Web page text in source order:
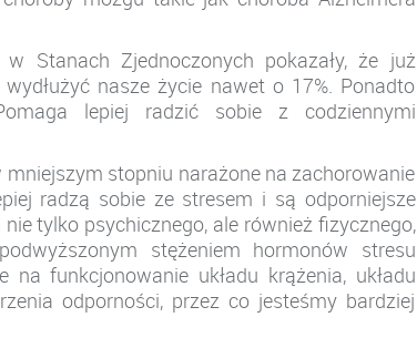
Stanach Zjednoczonych pokazały, że już
nasze życie nawet o 17%. Ponadto
lepiej radzić sobie z codziennymi
stopniu narażone na zachorowanie
radzą sobie ze stresem i są odporniejsze
tylko psychicznego, ale również fizycznego,
stężeniem hormonów stresu
funkcjonowanie układu krążenia, układu
odporności, przez co jesteśmy bardziej